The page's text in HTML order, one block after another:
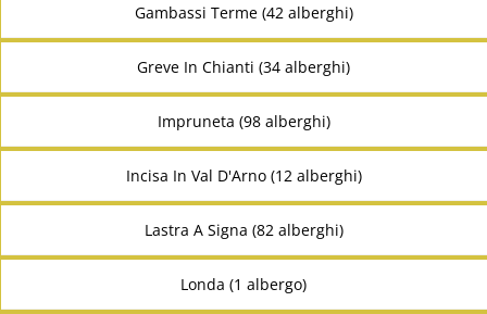
Gambassi Terme (42 alberghi)
Greve In Chianti (34 alberghi)
Impruneta (98 alberghi)
Incisa In Val D'Arno (12 alberghi)
Lastra A Signa (82 alberghi)
Londa (1 albergo)